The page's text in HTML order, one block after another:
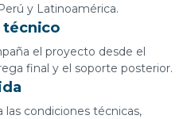
y Latinoamérica.
técnico
el proyecto desde el
final y el soporte posterior.
las condiciones técnicas,